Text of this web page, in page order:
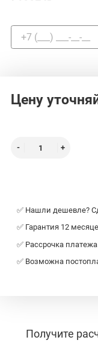
Цену
✅ Нашли дешевле?
✅ Гарантия 12
✅ Рассрочка
✅ Возможна
Получите